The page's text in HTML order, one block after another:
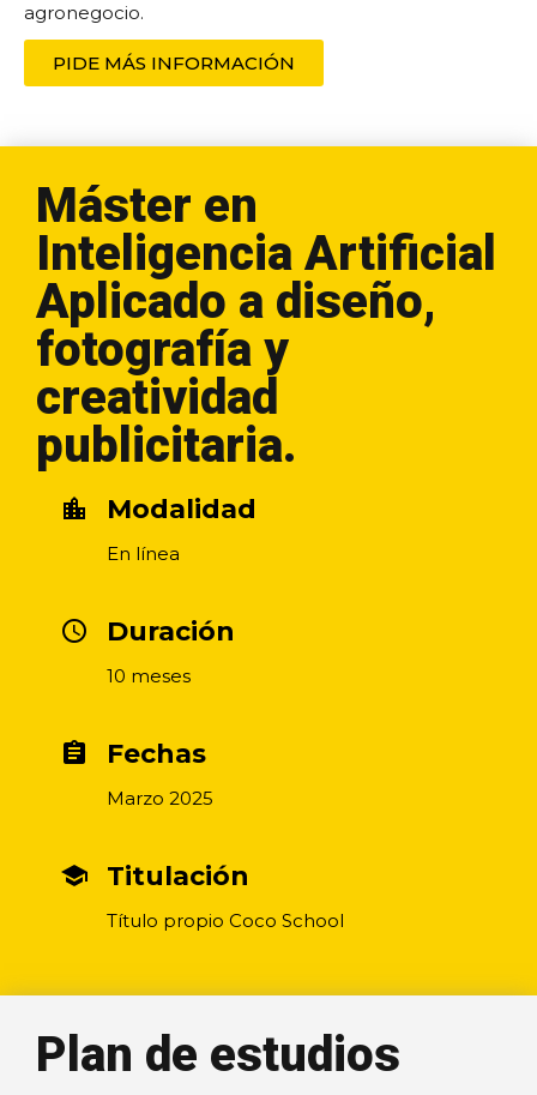
agronegocio.
PIDE MÁS INFORMACIÓN
Máster en
Inteligencia Artificial
Aplicado a diseño,
fotografía y
creatividad
publicitaria.
location_city Modalidad
En línea
access_time Duración
10 meses
assignment Fechas
Marzo 2025
school Titulación
Título propio Coco School
Plan de estudios